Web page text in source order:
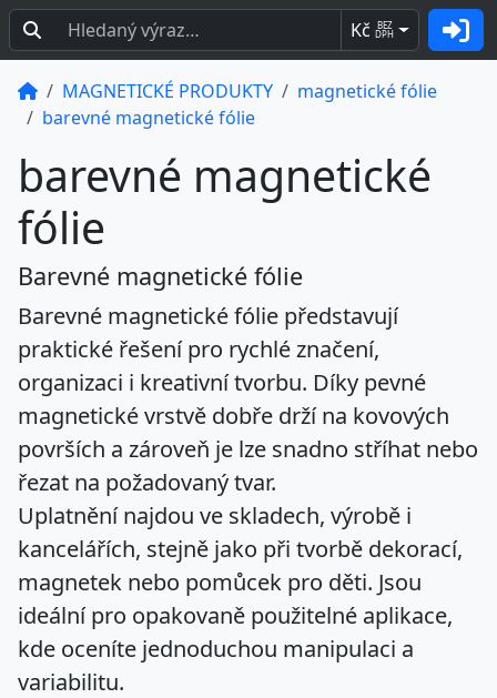
Kč BEZ
DPH
MAGNETICKÉ PRODUKTY
magnetické fólie
barevné magnetické fólie
barevné magnetické
fólie
Barevné magnetické fólie
Barevné magnetické fólie představují
praktické řešení pro rychlé značení,
organizaci i kreativní tvorbu. Díky pevné
magnetické vrstvě dobře drží na kovových
površích a zároveň je lze snadno stříhat nebo
řezat na požadovaný tvar.
Uplatnění najdou ve skladech, výrobě i
kancelářích, stejně jako při tvorbě dekorací,
magnetek nebo pomůcek pro děti. Jsou
ideální pro opakovaně použitelné aplikace,
kde oceníte jednoduchou manipulaci a
variabilitu.